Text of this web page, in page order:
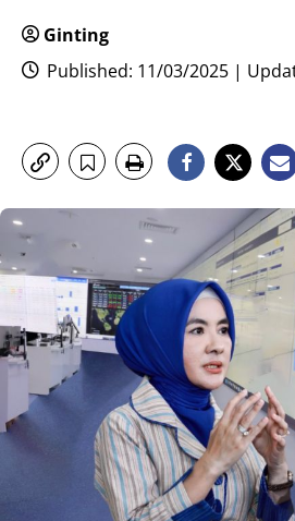
Ginting
Published: 11/03/2025 |